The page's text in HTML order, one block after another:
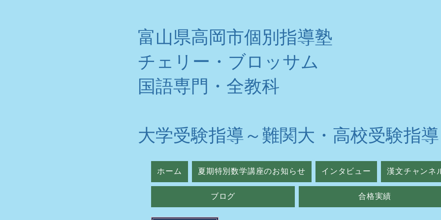
富山県高岡市個別指導塾
チェリー・ブロッサム
​国語専門・全教科
大学受験指導～難関大・高校受験指導
ホーム 夏期特別数学講座のお知らせ インタビュー 漢文チャンネ
ブログ 合格実績